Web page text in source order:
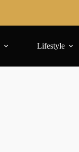
Lifestyle